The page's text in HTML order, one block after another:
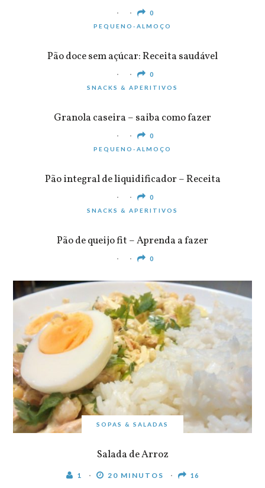
0
PEQUENO-ALMOÇO
Pão doce sem açúcar: Receita saudável
0
SNACKS & APERITIVOS
Granola caseira – saiba como fazer
0
PEQUENO-ALMOÇO
Pão integral de liquidificador – Receita
0
SNACKS & APERITIVOS
Pão de queijo fit – Aprenda a fazer
0
SOPAS & SALADAS
Salada de Arroz
1 20 MINUTOS 16